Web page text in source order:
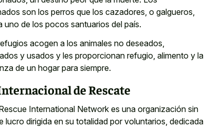
son los perros que los cazadores, o galgueros,
uno de los pocos santuarios del país.
acogen a los animales no deseados,
y usados y les proporcionan refugio, alimento y la
de un hogar para siempre.
de Rescate
International Network es una organización sin
lucro dirigida en su totalidad por voluntarios, dedicada